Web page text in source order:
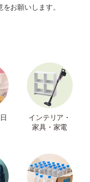
お願いします。
インテリア・
家具・家電